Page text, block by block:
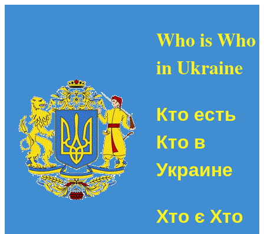
Who is Who
in Ukraine
Кто есть
Кто в
Украине
Хто є Хто